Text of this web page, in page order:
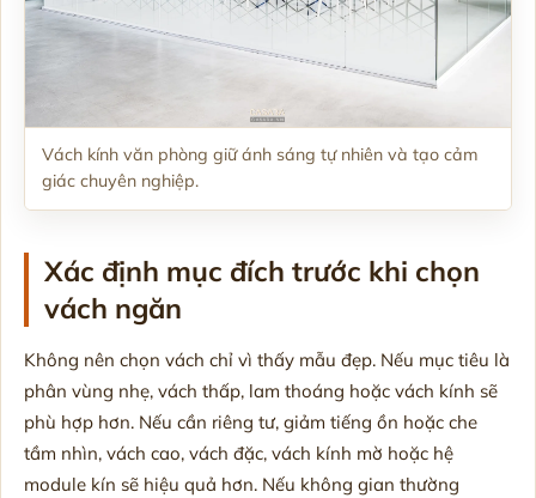
Vách kính văn phòng giữ ánh sáng tự nhiên và tạo cảm
giác chuyên nghiệp.
Xác định mục đích trước khi chọn
vách ngăn
Không nên chọn vách chỉ vì thấy mẫu đẹp. Nếu mục tiêu là
phân vùng nhẹ, vách thấp, lam thoáng hoặc vách kính sẽ
phù hợp hơn. Nếu cần riêng tư, giảm tiếng ồn hoặc che
tầm nhìn, vách cao, vách đặc, vách kính mờ hoặc hệ
module kín sẽ hiệu quả hơn. Nếu không gian thường